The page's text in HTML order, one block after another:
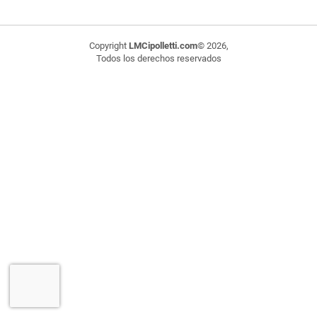
Copyright LMCipolletti.com© 2026,
Todos los derechos reservados